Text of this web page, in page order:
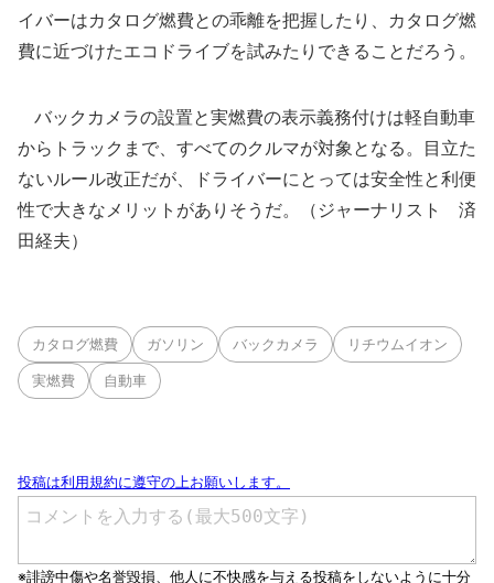
イバーはカタログ燃費との乖離を把握したり、カタログ燃
費に近づけたエコドライブを試みたりできることだろう。
バックカメラの設置と実燃費の表示義務付けは軽自動車
からトラックまで、すべてのクルマが対象となる。目立た
ないルール改正だが、ドライバーにとっては安全性と利便
性で大きなメリットがありそうだ。（ジャーナリスト 済
田経夫）
カタログ燃費 ガソリン バックカメラ リチウムイオン
実燃費 自動車